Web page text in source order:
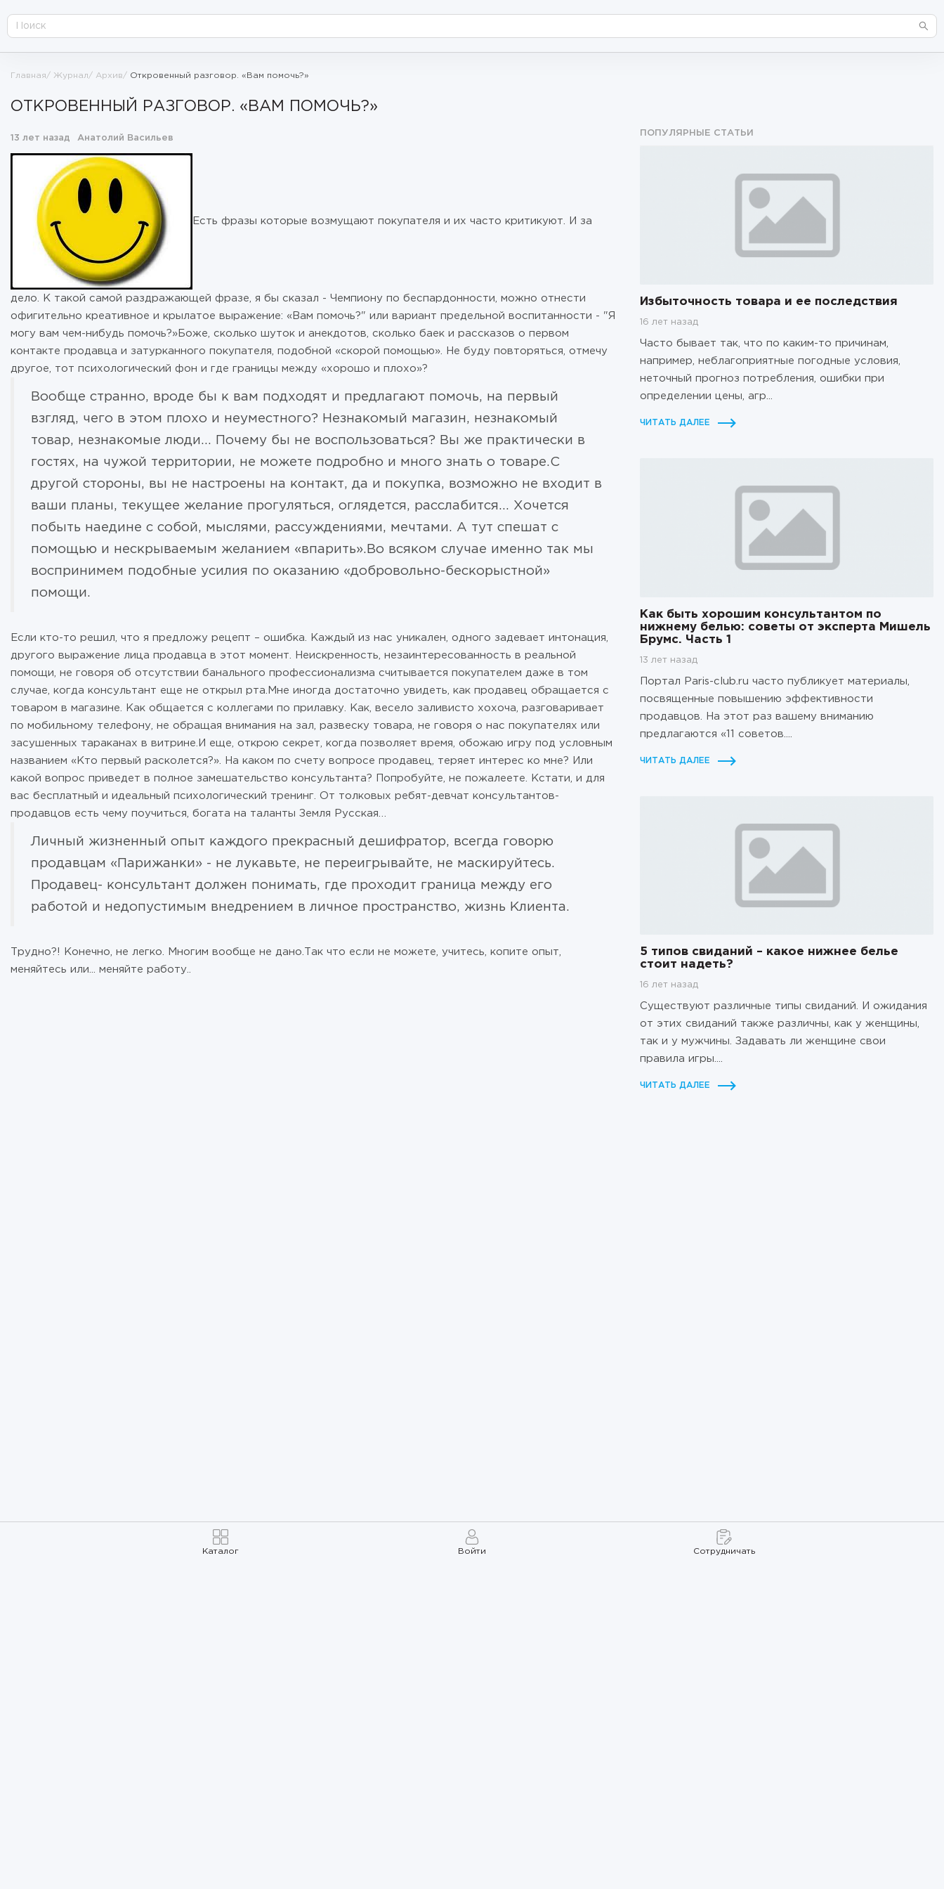
Каталог Войти Сотрудничать
Главная Журнал Архив Откровенный разговор. «Вам помочь?»
ОТКРОВЕННЫЙ РАЗГОВОР. «ВАМ ПОМОЧЬ?»
13 лет назад Анатолий Васильев
Есть фразы которые возмущают покупателя и их часто критикуют. И за
дело. К такой самой раздражающей фразе, я бы сказал - Чемпиону по беспардонности, можно отнести
офигительно креативное и крылатое выражение: «Вам помочь?" или вариант предельной воспитанности - "Я
могу вам чем-нибудь помочь?»Боже, сколько шуток и анекдотов, сколько баек и рассказов о первом
контакте продавца и затурканного покупателя, подобной «скорой помощью». Не буду повторяться, отмечу
другое, тот психологический фон и где границы между «хорошо и плохо»?
Вообще странно, вроде бы к вам подходят и предлагают помочь, на первый
взгляд, чего в этом плохо и неуместного? Незнакомый магазин, незнакомый
товар, незнакомые люди… Почему бы не воспользоваться? Вы же практически в
гостях, на чужой территории, не можете подробно и много знать о товаре.С
другой стороны, вы не настроены на контакт, да и покупка, возможно не входит в
ваши планы, текущее желание прогуляться, оглядется, расслабится... Хочется
побыть наедине с собой, мыслями, рассуждениями, мечтами. А тут спешат с
помощью и нескрываемым желанием «впарить».Во всяком случае именно так мы
воспринимем подобные усилия по оказанию «добровольно-бескорыстной»
помощи.
Если кто-то решил, что я предложу рецепт – ошибка. Каждый из нас уникален, одного задевает интонация,
другого выражение лица продавца в этот момент. Неискренность, незаинтересованность в реальной
помощи, не говоря об отсутствии банального профессионализма считывается покупателем даже в том
случае, когда консультант еще не открыл рта.Мне иногда достаточно увидеть, как продавец обращается с
товаром в магазине. Как общается с коллегами по прилавку. Как, весело заливисто хохоча, разговаривает
по мобильному телефону, не обращая внимания на зал, развеску товара, не говоря о нас покупателях или
засушенных тараканах в витрине.И еще, открою секрет, когда позволяет время, обожаю игру под условным
названием «Кто первый расколется?». На каком по счету вопросе продавец, теряет интерес ко мне? Или
какой вопрос приведет в полное замешательство консультанта? Попробуйте, не пожалеете. Кстати, и для
вас бесплатный и идеальный психологический тренинг. От толковых ребят-девчат консультантов-
продавцов есть чему поучиться, богата на таланты Земля Русская…
Личный жизненный опыт каждого прекрасный дешифратор, всегда говорю
продавцам «Парижанки» - не лукавьте, не переигрывайте, не маскируйтесь.
Продавец- консультант должен понимать, где проходит граница между его
работой и недопустимым внедрением в личное пространство, жизнь Клиента.
Трудно?! Конечно, не легко. Многим вообще не дано.Так что если не можете, учитесь, копите опыт,
меняйтесь или... меняйте работу..
ПОПУЛЯРНЫЕ СТАТЬИ
Избыточность товара и ее последствия
16 лет назад
Часто бывает так, что по каким-то причинам,
например, неблагоприятные погодные условия,
неточный прогноз потребления, ошибки при
определении цены, агр...
ЧИТАТЬ ДАЛЕЕ
Как быть хорошим консультантом по
нижнему белью: советы от эксперта Мишель
Брумс. Часть 1
13 лет назад
Портал Paris-club.ru часто публикует материалы,
посвященные повышению эффективности
продавцов. На этот раз вашему вниманию
предлагаются «11 советов....
ЧИТАТЬ ДАЛЕЕ
5 типов свиданий – какое нижнее белье
стоит надеть?
16 лет назад
Существуют различные типы свиданий. И ожидания
от этих свиданий также различны, как у женщины,
так и у мужчины. Задавать ли женщине свои
правила игры....
ЧИТАТЬ ДАЛЕЕ